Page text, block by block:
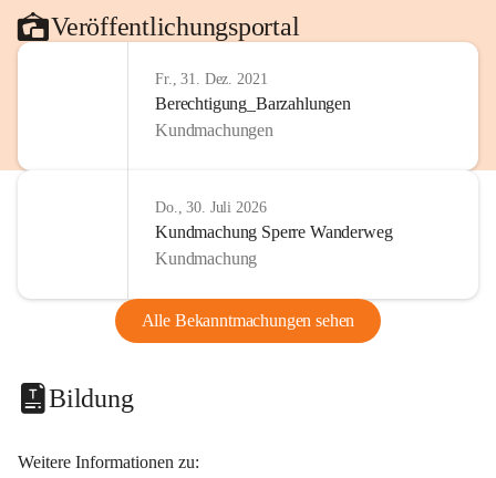
Veröffentlichungsportal
Fr., 31. Dez. 2021
Berechtigung_Barzahlungen
Kundmachungen
Do., 30. Juli 2026
Kundmachung Sperre Wanderweg
Kundmachung
Alle Bekanntmachungen sehen
Bildung
Weitere Informationen zu: